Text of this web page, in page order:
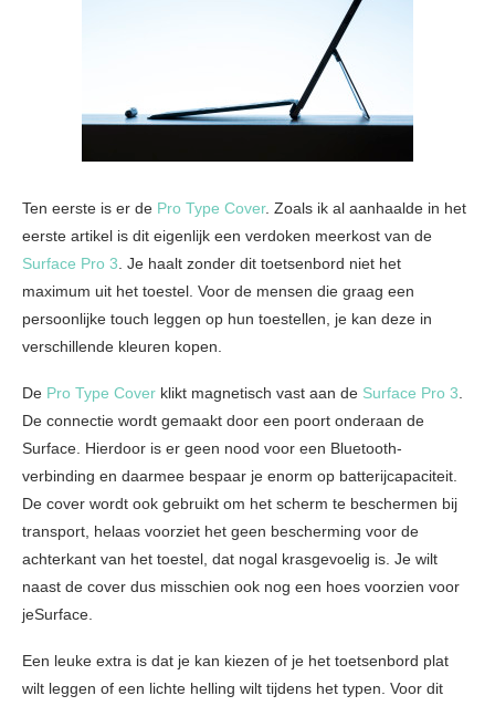
Ten eerste is er de Pro Type Cover. Zoals ik al aanhaalde in het
eerste artikel is dit eigenlijk een verdoken meerkost van de
Surface Pro 3 . Je haalt zonder dit toetsenbord niet het
maximum uit het toestel. Voor de mensen die graag een
persoonlijke touch leggen op hun toestellen, je kan deze in
verschillende kleuren kopen.
De Pro Type Cover klikt magnetisch vast aan de Surface Pro 3
De connectie wordt gemaakt door een poort onderaan de
Surface. Hierdoor is er geen nood voor een Bluetooth-
verbinding en daarmee bespaar je enorm op batterijcapaciteit.
De cover wordt ook gebruikt om het scherm te beschermen bij
transport, helaas voorziet het geen bescherming voor de
achterkant van het toestel, dat nogal krasgevoelig is. Je wilt
naast de cover dus misschien ook nog een hoes voorzien voor
jeSurface.
Een leuke extra is dat je kan kiezen of je het toetsenbord plat
wilt leggen of een lichte helling wilt tijdens het typen. Voor dit